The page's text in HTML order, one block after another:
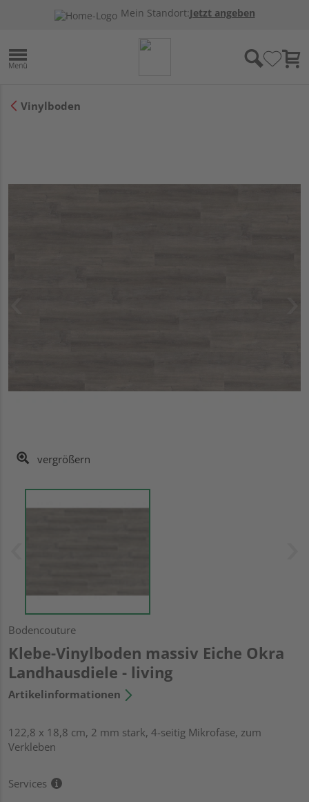
Mein Standort:Jetzt angeben
Vinylboden
vergrößern
Bodencouture
Klebe-Vinylboden massiv Eiche Okra
Landhausdiele - living
Artikelinformationen
122,8 x 18,8 cm, 2 mm stark, 4-seitig Mikrofase, zum
Verkleben
Services